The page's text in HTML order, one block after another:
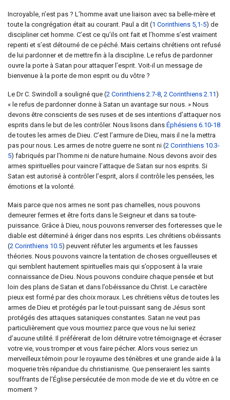
Incroyable, n’est pas ? L’homme avait une liaison avec sa belle-mère et
toute la congrégation était au courant. Paul a dit (1 Corinthiens 5,1-5) de
discipliner cet homme. C’est ce qu’ils ont fait et l’homme s’est vraiment
repenti et s’est détourné de ce péché. Mais certains chrétiens ont refusé
de lui pardonner et de mettre fin à la discipline. Le refus de pardonner
ouvre la porte à Satan pour attaquer l’esprit. Voit-il un message de
bienvenue à la porte de mon esprit ou du vôtre ?
Le Dr C. Swindoll a souligné que (2 Corinthiens 2.7-8, 2 Corinthiens 2.11)
« le refus de pardonner donne à Satan un avantage sur nous. » Nous
devons être conscients de ses ruses et de ses intentions d’attaquer nos
esprits dans le but de les contrôler. Nous lisons dans Éphésiens 6.10-18
de toutes les armes de Dieu. C’est l’armure de Dieu, mais il ne la mettra
pas pour nous. Les armes de notre guerre ne sont ni (2 Corinthiens 10.3-
5) fabriqués par l’homme ni de nature humaine. Nous devons avoir des
armes spirituelles pour vaincre l’attaque de Satan sur nos esprits. Si
Satan est autorisé à contrôler l’esprit, alors il contrôle les pensées, les
émotions et la volonté.
Mais parce que nos armes ne sont pas charnelles, nous pouvons
demeurer fermes et être forts dans le Seigneur et dans sa toute-
puissance. Grâce à Dieu, nous pouvons renverser des forteresses que le
diable est déterminé à ériger dans nos esprits. Les chrétiens obéissants
(2 Corinthiens 10.5) peuvent réfuter les arguments et les fausses
théories. Nous pouvons vaincre la tentation de choses orgueilleuses et
qui semblent hautement spirituelles mais qui s’opposent à la vraie
connaissance de Dieu. Nous pouvons conduire chaque pensée et but
loin des plans de Satan et dans l’obéissance du Christ. Le caractère
pieux est formé par des choix moraux. Les chrétiens vêtus de toutes les
armes de Dieu et protégés par le tout-puissant sang de Jésus sont
protégés des attaques sataniques constantes. Satan ne veut pas
particulièrement que vous mourriez parce que vous ne lui seriez
d’aucune utilité. Il préférerait de loin détruire votre témoignage et écraser
votre vie, vous tromper et vous faire pécher. Alors vous seriez un
merveilleux témoin pour le royaume des ténèbres et une grande aide à la
moquerie très répandue du christianisme. Que penseraient les saints
souffrants de l’Église persécutée de mon mode de vie et du vôtre en ce
moment ?